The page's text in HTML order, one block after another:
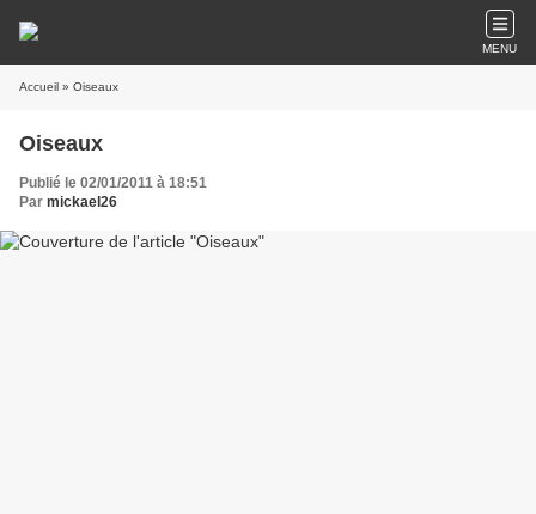
MENU
Accueil » Oiseaux
Oiseaux
Publié le 02/01/2011 à 18:51
Par mickael26